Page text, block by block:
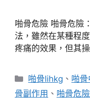
啪骨危險 啪骨危險
法，雖然在某種程
疼痛的效果，但其
分
類
啪骨lihkg 、 啪
骨副作用 、 啪骨危險